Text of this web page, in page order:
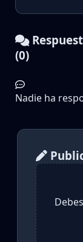
(0)
Nadie ha